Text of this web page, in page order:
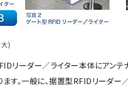
)
リーダー／ライター本体にアン
す。一般に、据置型RFIDリーダー